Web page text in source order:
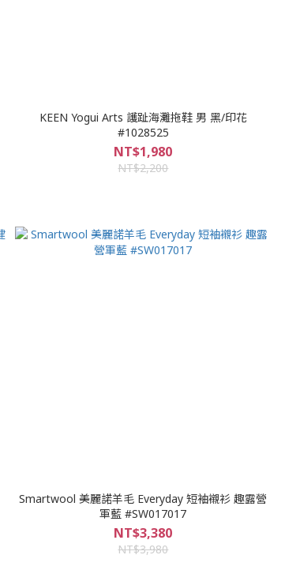
KEEN Yogui Arts 護趾海灘拖鞋 男 黑/印花
#1028525
NT$1,980
NT$2,200
Smartwool 美麗諾羊毛 Everyday 短袖襯衫 趣露營
軍藍 #SW017017
NT$3,380
NT$3,980